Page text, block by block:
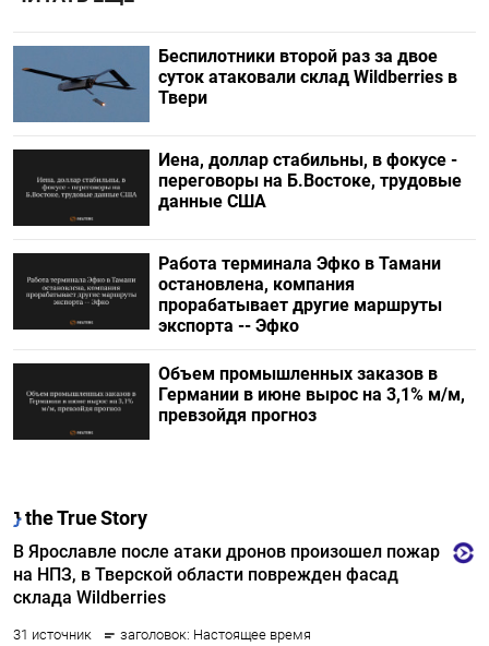
Беспилотники второй раз за двое
суток атаковали склад Wildberries в
Твери
Иена, доллар стабильны, в фокусе -
переговоры на Б.Востоке, трудовые
данные США
Работа терминала Эфко в Тамани
остановлена, компания
прорабатывает другие маршруты
экспорта -- Эфко
Объем промышленных заказов в
Германии в июне вырос на 3,1% м/м,
превзойдя прогноз